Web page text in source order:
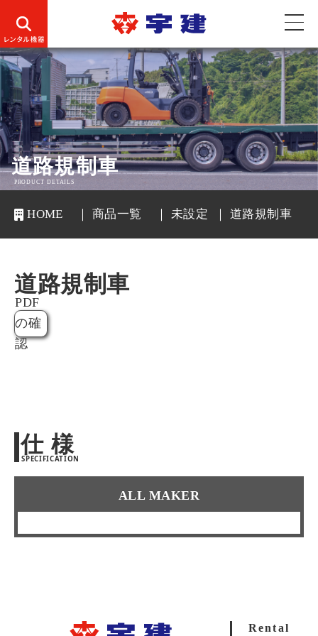
道路規制車
PRODUCT DETAILS
HOME 商品一覧 未設定 道路規制車
道路規制車
PDF
の確
認
仕 様
SPECIFICATION
ALL MAKER
Rental